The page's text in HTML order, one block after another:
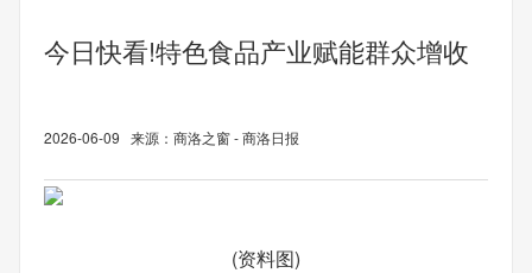
今日快看!特色食品产业赋能群众增收
2026-06-09 来源：商洛之窗 - 商洛日报
(资料图)